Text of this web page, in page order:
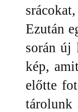
Ezután
során új
kép,
előtte
tárolunk